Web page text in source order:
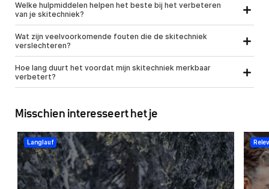
Welke hulpmiddelen helpen het beste bij het verbeteren
van je skitechniek?
Wat zijn veelvoorkomende fouten die de skitechniek
verslechteren?
Hoe lang duurt het voordat mijn skitechniek merkbaar
verbetert?
Misschien interesseert het je
Langlauf